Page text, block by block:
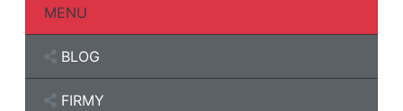
MENU
BLOG
FIRMY